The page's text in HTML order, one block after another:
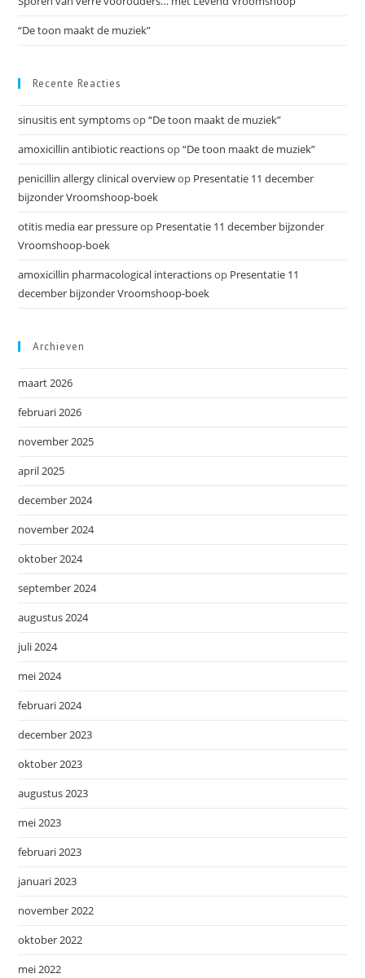
“De toon maakt de muziek”
Recente Reacties
sinusitis ent symptomsop“De toon maakt de muziek”
amoxicillin antibiotic reactionsop“De toon maakt de muziek”
penicillin allergy clinical overviewop Presentatie 11 december
bijzonder Vroomshoop-boek
otitis media ear pressureop Presentatie 11 december bijzonder
Vroomshoop-boek
amoxicillin pharmacological interactionsop Presentatie 11
december bijzonder Vroomshoop-boek
Archieven
maart 2026
februari 2026
november 2025
april 2025
december 2024
november 2024
oktober 2024
september 2024
augustus 2024
juli 2024
mei 2024
februari 2024
december 2023
oktober 2023
augustus 2023
mei 2023
februari 2023
januari 2023
november 2022
oktober 2022
mei 2022